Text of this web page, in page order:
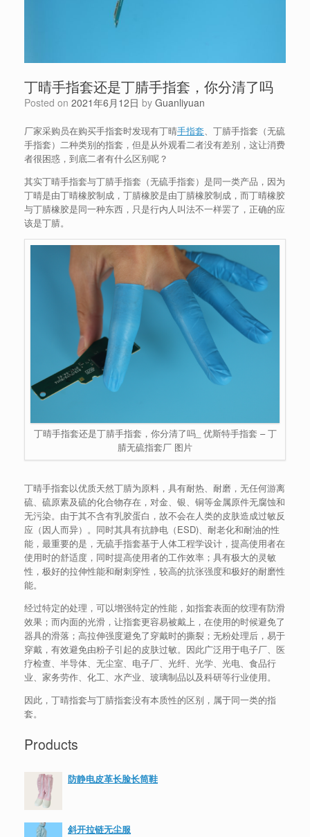
丁晴手指套还是丁腈手指套，你分清了吗
Posted on 2021年6月12日 by Guanliyuan
厂家采购员在购买手指套时发现有丁晴手指套、丁腈手指套（无硫
手指套）二种类别的指套，但是从外观看二者没有差别，这让消费
者很困惑，到底二者有什么区别呢？
其实丁晴手指套与丁腈手指套（无硫手指套）是同一类产品，因为
丁晴是由丁晴橡胶制成，丁腈橡胶是由丁腈橡胶制成，而丁晴橡胶
与丁腈橡胶是同一种东西，只是行内人叫法不一样罢了，正确的应
该是丁腈。
丁晴手指套还是丁腈手指套，你分清了吗_ 优斯特手指套 – 丁
腈无硫指套厂 图片
丁晴手指套以优质天然丁腈为原料，具有耐热、耐磨，无任何游离
硫、硫原素及硫的化合物存在，对金、银、铜等金属原件无腐蚀和
无污染。由于其不含有乳胶蛋白，故不会在人类的皮肤造成过敏反
应（因人而异）。同时其具有抗静电（ESD)、耐老化和耐油的性
能，最重要的是，无硫手指套基于人体工程学设计，提高使用者在
使用时的舒适度，同时提高使用者的工作效率；具有极大的灵敏
性，极好的拉伸性能和耐刺穿性，较高的抗张强度和极好的耐磨性
能。
经过特定的处理，可以增强特定的性能，如指套表面的纹理有防滑
效果；而内面的光滑，让指套更容易被戴上，在使用的时候避免了
器具的滑落；高拉伸强度避免了穿戴时的撕裂；无粉处理后，易于
穿戴，有效避免由粉子引起的皮肤过敏。因此广泛用于电子厂、医
疗检查、半导体、无尘室、电子厂、光纤、光学、光电、食品行
业、家务劳作、化工、水产业、玻璃制品以及科研等行业使用。
因此，丁晴指套与丁腈指套没有本质性的区别，属于同一类的指
套。
Products
防静电皮革长脸长筒鞋
斜开拉链无尘服